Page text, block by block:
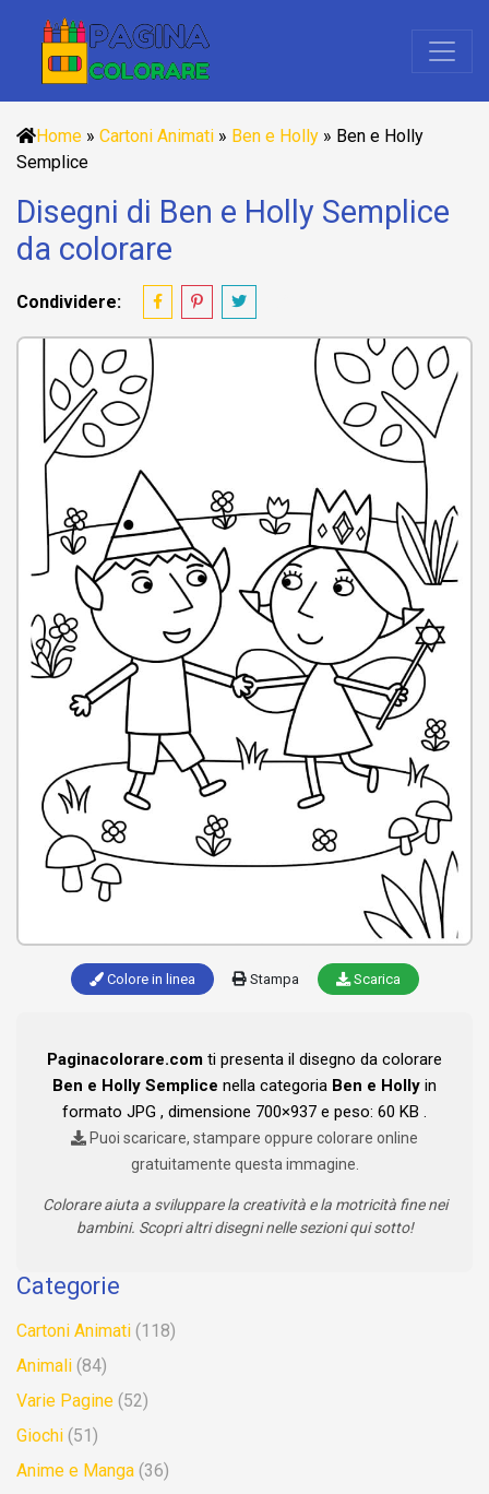
Home » Cartoni Animati » Ben e Holly » Ben e Holly
Semplice
Disegni di Ben e Holly Semplice
da colorare
Condividere:
Colore in linea Stampa Scarica
Paginacolorare.com ti presenta il disegno da colorare
Ben e Holly Semplice nella categoria Ben e Holly in
formato JPG , dimensione 700×937 e peso: 60 KB .
Puoi scaricare, stampare oppure colorare online
gratuitamente questa immagine.
Colorare aiuta a sviluppare la creatività e la motricità fine nei
bambini. Scopri altri disegni nelle sezioni qui sotto!
Categorie
Cartoni Animati (118)
Animali (84)
Varie Pagine (52)
Giochi (51)
Anime e Manga (36)